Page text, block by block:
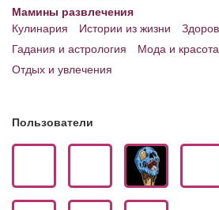
Приложения для Android
Опросы
Мамины развлечения
Кулинария
Истории из жизни
Гадания и астрология
Мода и красота
Отдых и увлечения
Пользователи